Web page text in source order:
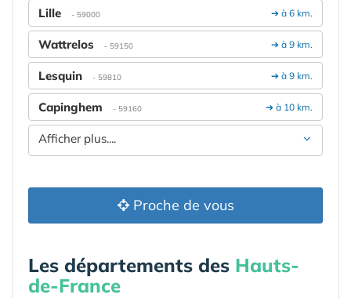
➔ à 6 km.
Lille - 59000
➔ à 9 km.
Wattrelos - 59150
➔ à 9 km.
Lesquin - 59810
➔ à 10 km.
Capinghem - 59160
Afficher plus....
Proche de vous
Les départements des Hauts-
de-France